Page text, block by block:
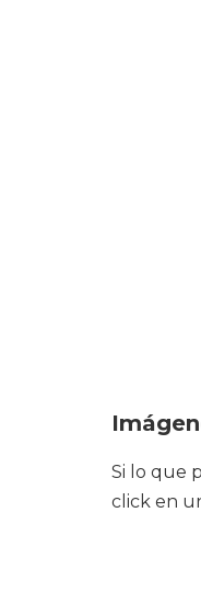
Si lo que
click en